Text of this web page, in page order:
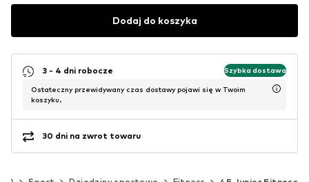
Dodaj do koszyka
3 - 4 dni robocze Szybka dostawa
Ostateczny przewidywany czas dostawy pojawi się w Twoim
koszyku.
30 dni na zwrot towaru